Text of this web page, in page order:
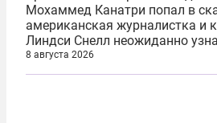
Мохаммед Канатри попал в
американская журналистка и
Линдси Снелл неожиданно
бандитов, похитивших ее в
2016 году. Журналистка
8 августа 2026